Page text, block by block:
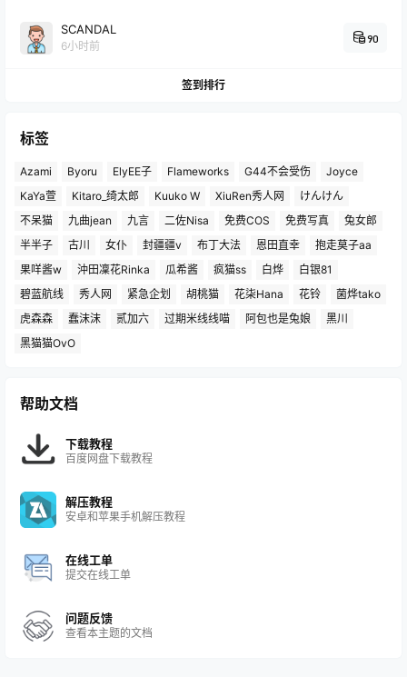
SCANDAL
6小时前
90
签到排行
标签
Azami Byoru ElyEE子 Flameworks G44不会受伤
Joyce
KaYa萱
Kitaro_绮太郎 Kuuko W XiuRen秀人网
けんけん
不呆猫
九曲jean 九言 二佐Nisa 免费COS 免费写真
兔女郎
半半子
古川 女仆 封疆疆v 布丁大法 恩田直幸
抱走莫子aa
果咩酱w
沖田凜花Rinka 瓜希酱 疯猫ss 白烨
白银81
碧蓝航线
秀人网 紧急企划 胡桃猫 花柒Hana 花铃
菌烨tako
虎森森
蠢沫沫 贰加六 过期米线线喵 阿包也是兔娘
黑川
黑猫猫OvO
帮助文档
下载教程
百度网盘下载教程
解压教程
安卓和苹果手机解压教程
在线工单
提交在线工单
问题反馈
查看本主题的文档